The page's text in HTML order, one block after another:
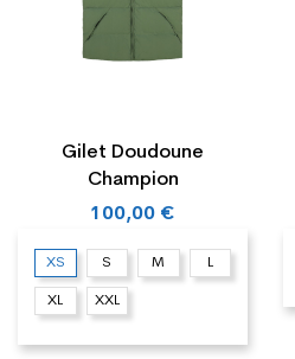
Gilet Doudoune
Champion
100,00 €
XS S M L
XL XXL